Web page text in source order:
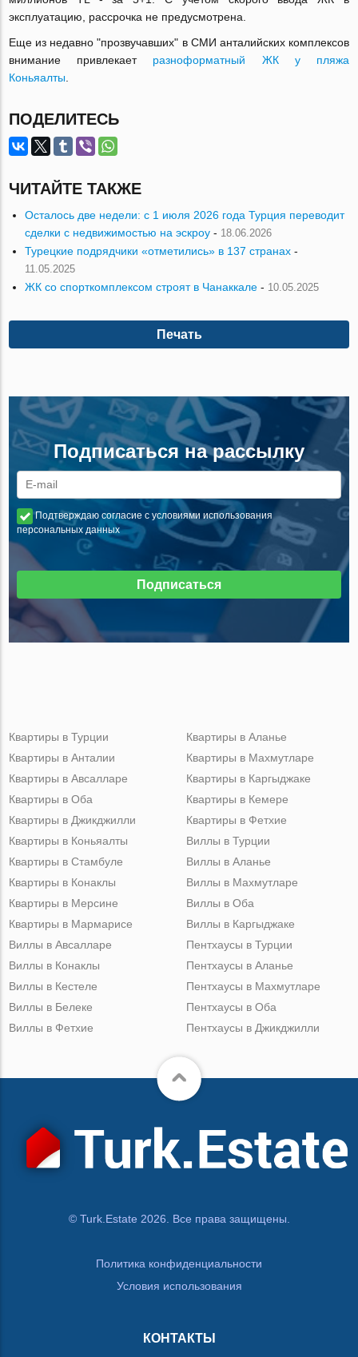
эксплуатацию, рассрочка не предусмотрена.
Еще из недавно "прозвучавших" в СМИ анталийских комплексов
внимание привлекает разноформатный ЖК у пляжа
Коньяалты
ПОДЕЛИТЕСЬ
ЧИТАЙТЕ ТАКЖЕ
Осталось две недели: с 1 июля 2026 года Турция переводит
сделки с недвижимостью на эскроу - 18.06.2026
Турецкие подрядчики «отметились» в 137 странах -
11.05.2025
ЖК со спорткомплексом строят в Чанаккале - 10.05.2025
Печать
Подписаться на рассылку
Подтверждаю согласие с условиями использования
персональных данных
Подписаться
Квартиры в Турции
Квартиры в Анталии
Квартиры в Авсалларе
Квартиры в Оба
Квартиры в Джикджилли
Квартиры в Аланье
Квартиры в Махмутларе
Квартиры в Каргыджаке
Квартиры в Кемере
Квартиры в Фетхие
Квартиры в Коньяалты
Квартиры в Стамбуле
Квартиры в Конаклы
Квартиры в Мерсине
Квартиры в Мармарисе
Виллы в Турции
Виллы в Аланье
Виллы в Махмутларе
Виллы в Оба
Виллы в Каргыджаке
Виллы в Авсалларе
Виллы в Конаклы
Виллы в Кестеле
Виллы в Белеке
Виллы в Фетхие
Пентхаусы в Турции
Пентхаусы в Аланье
Пентхаусы в Махмутларе
Пентхаусы в Оба
Пентхаусы в Джикджилли
© Turk.Estate 2026. Все права защищены.
Политика конфиденциальности
Условия использования
КОНТАКТЫ